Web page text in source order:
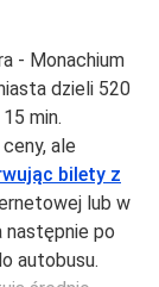
- Monachium
dzieli 520
min.
ale
bilety z
lub w
następnie po
autobusu.